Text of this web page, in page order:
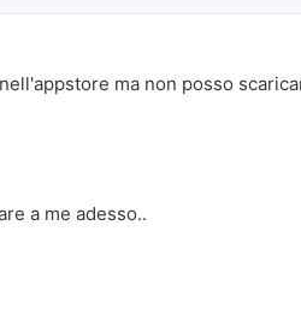
ma non posso
a me adesso..